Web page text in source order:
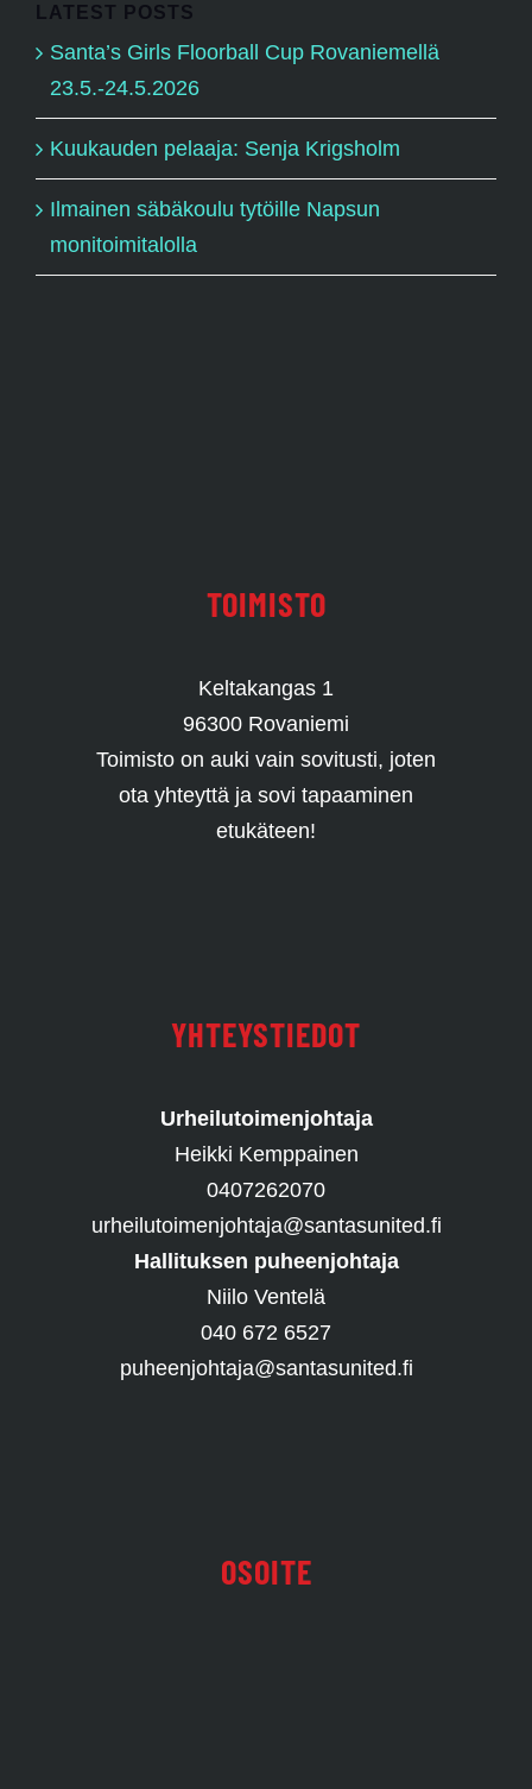
LATEST POSTS
Santa’s Girls Floorball Cup Rovaniemellä
23.5.-24.5.2026
Kuukauden pelaaja: Senja Krigsholm
Ilmainen säbäkoulu tytöille Napsun
monitoimitalolla
TOIMISTO
Keltakangas 1
96300 Rovaniemi
Toimisto on auki vain sovitusti, joten
ota yhteyttä ja sovi tapaaminen
etukäteen!
YHTEYSTIEDOT
Urheilutoimenjohtaja
Heikki Kemppainen
0407262070
urheilutoimenjohtaja@santasunited.fi
Hallituksen puheenjohtaja
Niilo Ventelä
040 672 6527
puheenjohtaja@santasunited.fi
OSOITE